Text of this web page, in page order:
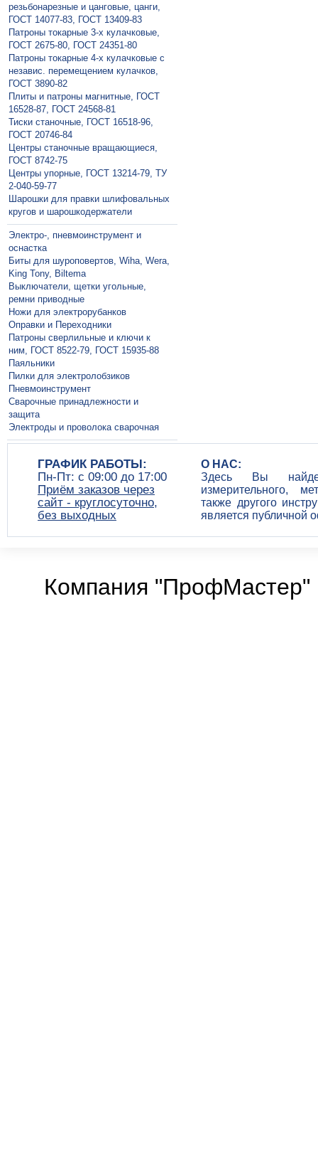
резьбонарезные и цанговые, цанги,
ГОСТ 14077-83, ГОСТ 13409-83
Патроны токарные 3-х кулачковые,
ГОСТ 2675-80, ГОСТ 24351-80
Патроны токарные 4-х кулачковые с
независ. перемещением кулачков,
ГОСТ 3890-82
Плиты и патроны магнитные, ГОСТ
16528-87, ГОСТ 24568-81
Тиски станочные, ГОСТ 16518-96,
ГОСТ 20746-84
Центры станочные вращающиеся,
ГОСТ 8742-75
Центры упорные, ГОСТ 13214-79, ТУ
2-040-59-77
Шарошки для правки шлифовальных
кругов и шарошкодержатели
Электро-, пневмоинструмент и
оснастка
Биты для шуроповертов, Wiha, Wera,
King Tony, Biltema
Выключатели, щетки угольные,
ремни приводные
Ножи для электрорубанков
Оправки и Переходники
Патроны сверлильные и ключи к
ним, ГОСТ 8522-79, ГОСТ 15935-88
Паяльники
Пилки для электролобзиков
Пневмоинструмент
Сварочные принадлежности и
защита
Электроды и проволока сварочная
ГРАФИК РАБОТЫ:
Пн-Пт: c 09:00 до 17:00
Приём заказов через
сайт - круглосуточно,
без выходных
О НАС:
Здесь Вы
измерительного,
также другого
является публичной
Компания "ПрофМастер"